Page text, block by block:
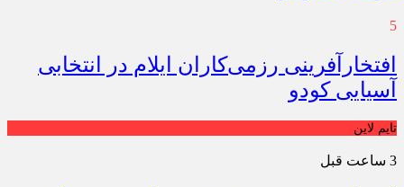
5
افتخارآفرینی رزمی‌کاران ایلام در انتخابی
آسیایی کودو
تایم لاین
3 ساعت قبل